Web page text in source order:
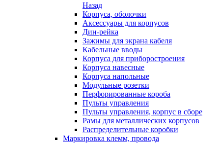
Назад
Корпуса, оболочки
Аксессуары для корпусов
Дин-рейка
Зажимы для экрана кабеля
Кабельные вводы
Корпуса для приборостроения
Корпуса навесные
Корпуса напольные
Модульные розетки
Перфорированные короба
Пульты управления
Пульты управления, корпус в сборе
Рамы для металлических корпусов
Распределительные коробки
Маркировка клемм, провода